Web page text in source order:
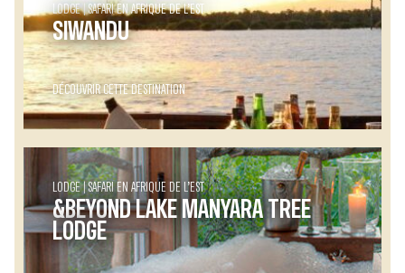
LODGE SAFARI EN AFRIQUE DE L’EST
SIWANDU
DÉCOUVRIR CETTE DESTINATION
LODGE SAFARI EN AFRIQUE DE L’EST
&BEYOND LAKE MANYARA TREE
LODGE